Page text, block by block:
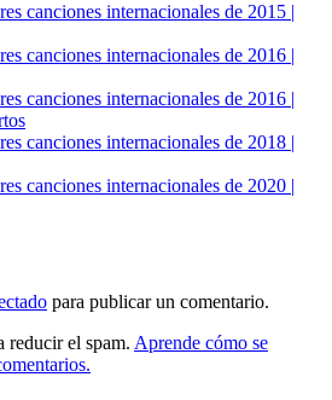
canciones internacionales de 2015 |
canciones internacionales de 2016 |
canciones internacionales de 2016 |
canciones internacionales de 2018 |
canciones internacionales de 2020 |
para publicar un comentario.
reducir el spam. Aprende cómo se